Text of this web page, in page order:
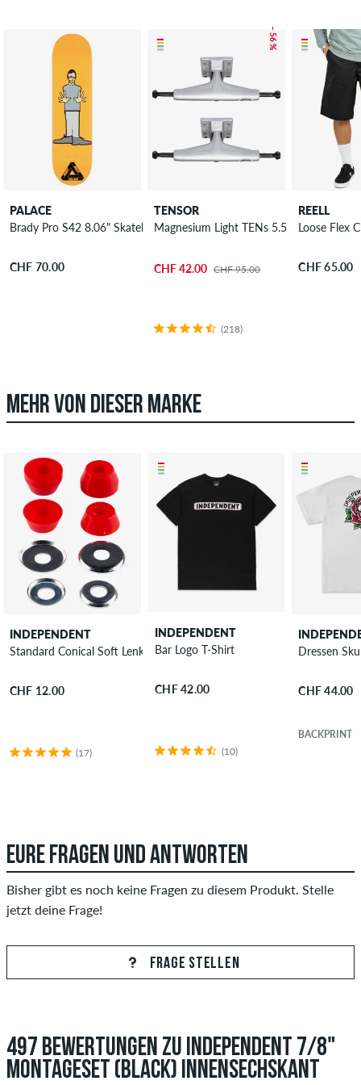
PALACE
Brady Pro S42 8.06" Skateboard Deck
CHF 70.00
– 56 %
TENSOR
Magnesium Light TENs 5.5" All Terrain
CHF 42.00 CHF 95.00
(218)
REELL
Loose Flex
CHF 65.00
MEHR VON DIESER MARKE
INDEPENDENT
Standard Conical Soft Lenkgummi 88A
CHF 12.00
(17)
INDEPENDENT
Bar Logo T-Shirt
CHF 42.00
(10)
Dressen
CHF 44.00
BACKPRINT
EURE FRAGEN UND ANTWORTEN
Bisher gibt es noch keine Fragen zu diesem Produkt. Stelle
jetzt deine Frage!
FRAGE STELLEN
497 BEWERTUNGEN ZU INDEPENDENT 7/8"
MONTAGESET (BLACK) INNENSECHSKANT